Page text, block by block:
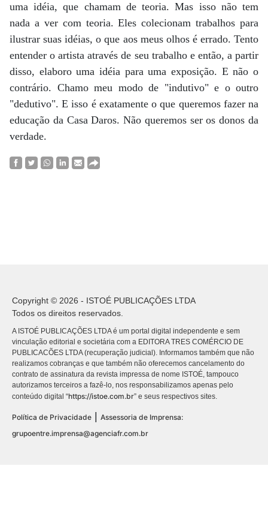
uma idéia, que chamam de teoria. Mas isso não tem
nada a ver com teoria. Eles colecionam trabalhos para
ilustrar suas idéias, o que aos meus olhos é errado. Tento
entender o artista através de seu trabalho e então, a partir
disso, elaboro uma idéia para uma exposição. E não o
contrário. Chamo meu modo de "indutivo" e o outro
"dedutivo". E isso é exatamente o que queremos fazer na
educação da Casa Daros. Não queremos ser os donos da
verdade.
Copyright © 2026 - ISTOÉ PUBLICAÇÕES LTDA
Todos os direitos reservados.
A ISTOÉ PUBLICAÇÕES LTDA é um portal digital independente e sem
vinculação editorial e societária com a EDITORA TRES COMÉRCIO DE
PUBLICACÕES LTDA (recuperação judicial). Informamos também que não
realizamos cobranças e que também não oferecemos cancelamento do
contrato de assinatura da revista impressa de nome ISTOÉ, tampouco
autorizamos terceiros a fazê-lo, nos responsabilizamos apenas pelo
conteúdo digital “https://istoe.com.br” e seus respectivos sites.
Política de Privacidade
Assessoria de Imprensa:
grupoentre.imprensa@agenciafr.com.br